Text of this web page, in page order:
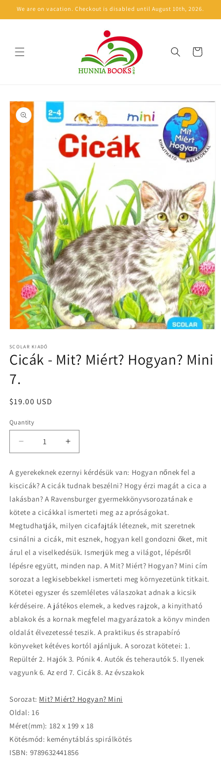
Skip to
We are on vacation. Checkout is disabled until August 10th, 2026.
Cart
Skip to
product
information
1
in
modal
SCOLAR KIADÓ
Cicák - Mit? Miért? Hogyan? Mini
7.
Regular
$19.00 USD
Quantity
Quantity
Decrease
quantity
Cicák
-
Mit?
Miért?
Hogyan?
Mini
7.
Increase
quantity
Cicák
-
Mit?
Miért?
Hogyan?
Mini
7.
A gyerekeknek ezernyi kérdésük van: Hogyan nőnek fel a
kiscicák? A cicák tudnak beszélni? Hogy érzi magát a cica a
lakásban? A Ravensburger gyermekkönyvsorozatának e
kötete a cicákkal ismerteti meg az apróságokat.
Megtudhatják, milyen cicafajták léteznek, mit szeretnek
csinálni a cicák, mit esznek, hogyan kell gondozni őket, mit
árul el a viselkedésük. Ismerjük meg a világot, lépésről
lépésre együtt, minden nap. A Mit? Miért? Hogyan? Mini cím
sorozat a legkisebbekkel ismerteti meg környezetünk titkait.
Kötetei egyszer és szemléletes válaszokat adnak a kicsik
kérdéseire. A játékos elemek, a kedves rajzok, a kinyitható
ablakok és a kornak megfelel magyarázatok a könyv minden
oldalát élvezetessé teszik. A praktikus és strapabíró
könyveket kétéves kortól ajánljuk. A sorozat kötetei: 1.
Repültér 2. Hajók 3. Pónik 4. Autók és teherautók 5. Ilyenek
vagyunk 6. Az erd 7. Cicák 8. Az évszakok
Sorozat: Mit? Miért? Hogyan? Mini
Oldal: 16
Méret(mm): 182 x 199 x 18
Kötésmód: keménytáblás spirálkötés
ISBN: 9789632441856